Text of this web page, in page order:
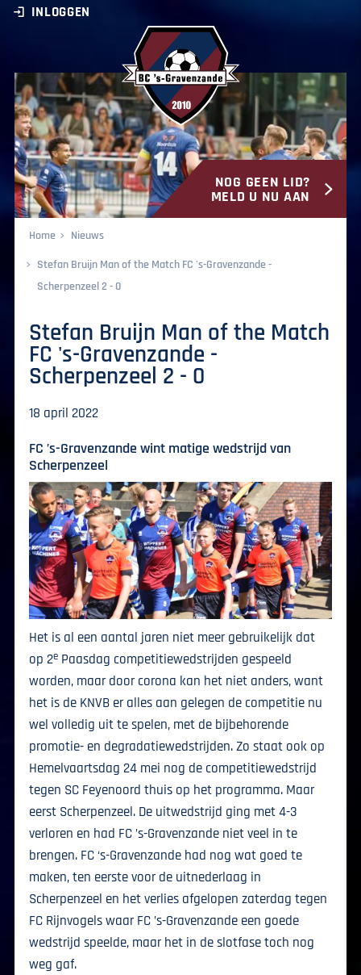
BC ‘s-Gravenzande
INLOGGEN
NOG GEEN LID?
MELD U NU AAN
Home
Nieuws
Stefan Bruijn Man of the Match FC 's-Gravenzande -
Scherpenzeel 2 - 0
Stefan Bruijn Man of the Match
FC 's-Gravenzande -
Scherpenzeel 2 - 0
18 april 2022
FC ’s-Gravenzande wint matige wedstrijd van
Scherpenzeel
Het is al een aantal jaren niet meer gebruikelijk dat
op 2e Paasdag competitiewedstrijden gespeeld
worden, maar door corona kan het niet anders, want
het is de KNVB er alles aan gelegen de competitie nu
wel volledig uit te spelen, met de bijbehorende
promotie- en degradatiewedstrijden. Zo staat ook op
Hemelvaartsdag 24 mei nog de competitiewedstrijd
tegen SC Feyenoord thuis op het programma. Maar
eerst Scherpenzeel. De uitwedstrijd ging met 4-3
verloren en had FC ’s-Gravenzande niet veel in te
brengen. FC ‘s-Gravenzande had nog wat goed te
maken, ten eerste voor de uitnederlaag in
Scherpenzeel en het verlies afgelopen zaterdag tegen
FC Rijnvogels waar FC ’s-Gravenzande een goede
wedstrijd speelde, maar het in de slotfase toch nog
weg gaf.